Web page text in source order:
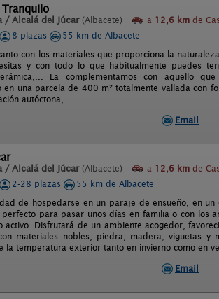
Tranquilo
/ Alcalá del Júcar (Albacete) a 12,6 km de
8 plazas
55 km de Albacete
con los materiales que proporciona la
y con todo lo que habitualmente puedes
La complementamos con aquello
en una parcela de 400 m² totalmente vallada con
autóctona,...
Email
/ Alcalá del Júcar (Albacete) a 12,6 km de
2-28 plazas
55 km de Albacete
de hospedarse en un paraje de ensueño, en
para pasar unos días en familia o con los
activo. Disfrutará de un ambiente acogedor,
materiales nobles, piedra, madera; viguetas
la temperatura exterior tanto en invierno como en
Email